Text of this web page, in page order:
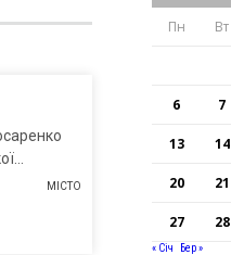
МІСТО
Пн Вт
6 7
13 14
20 21
27 28
« Січ Бер »